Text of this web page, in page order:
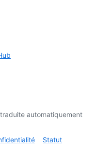
automatiquement
Statut